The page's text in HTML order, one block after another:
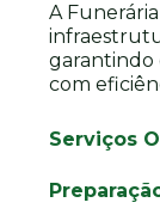
A
garantindo
com
Serviços